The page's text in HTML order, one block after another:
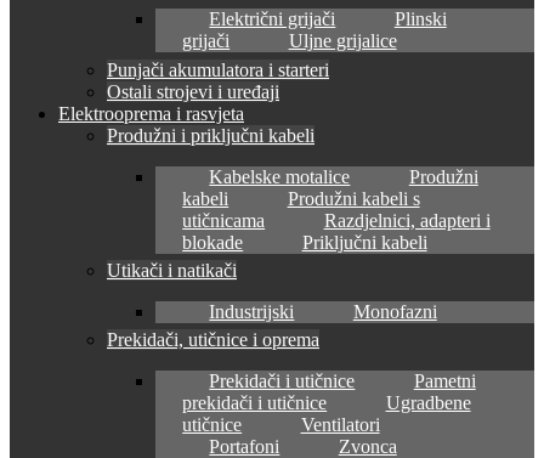
Električni grijači
Plinski
grijači
Uljne grijalice
Punjači akumulatora i starteri
Ostali strojevi i uređaji
Elektrooprema i rasvjeta
Produžni i priključni kabeli
Kabelske motalice
Produžni
kabeli
Produžni kabeli s
utičnicama
Razdjelnici, adapteri i
blokade
Priključni kabeli
Utikači i natikači
Industrijski
Monofazni
Prekidači, utičnice i oprema
Prekidači i utičnice
Pametni
prekidači i utičnice
Ugradbene
utičnice
Ventilatori
Portafoni
Zvonca